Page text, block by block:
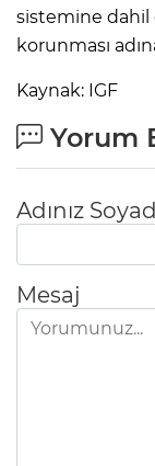
sistemine dahil
korunması
Kaynak: IGF
Yorum
Adınız
Mesaj